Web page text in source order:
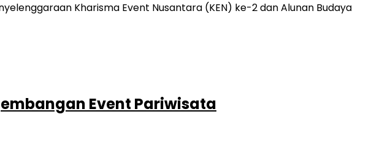
Kharisma Event Nusantara (KEN) ke-2 dan Alunan Budaya
Event Pariwisata